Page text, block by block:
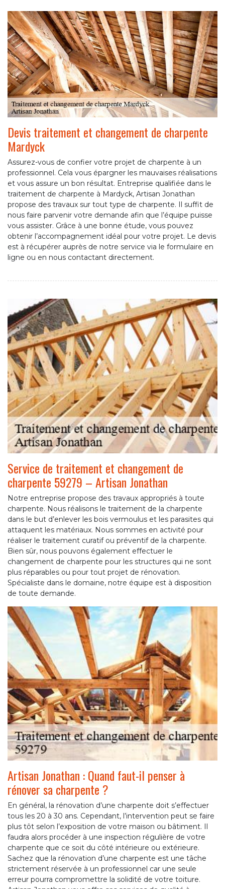
Devis traitement et changement de charpente
Mardyck
Assurez-vous de confier votre projet de charpente à un
professionnel. Cela vous épargner les mauvaises réalisations
et vous assure un bon résultat. Entreprise qualifiée dans le
traitement de charpente à Mardyck, Artisan Jonathan
propose des travaux sur tout type de charpente. Il suffit de
nous faire parvenir votre demande afin que l’équipe puisse
vous assister. Grâce à une bonne étude, vous pouvez
obtenir l’accompagnement idéal pour votre projet. Le devis
est à récupérer auprès de notre service via le formulaire en
ligne ou en nous contactant directement.
Service de traitement et changement de
charpente 59279 – Artisan Jonathan
Notre entreprise propose des travaux appropriés à toute
charpente. Nous réalisons le traitement de la charpente
dans le but d’enlever les bois vermoulus et les parasites qui
attaquent les matériaux. Nous sommes en activité pour
réaliser le traitement curatif ou préventif de la charpente.
Bien sûr, nous pouvons également effectuer le
changement de charpente pour les structures qui ne sont
plus réparables ou pour tout projet de rénovation.
Spécialiste dans le domaine, notre équipe est à disposition
de toute demande.
Artisan Jonathan : Quand faut-il penser à
rénover sa charpente ?
En général, la rénovation d’une charpente doit s’effectuer
tous les 20 à 30 ans. Cependant, l’intervention peut se faire
plus tôt selon l’exposition de votre maison ou bâtiment. Il
faudra alors procéder à une inspection régulière de votre
charpente que ce soit du côté intérieure ou extérieure.
Sachez que la rénovation d’une charpente est une tâche
strictement réservée à un professionnel car une seule
erreur pourra compromettre la solidité de votre toiture.